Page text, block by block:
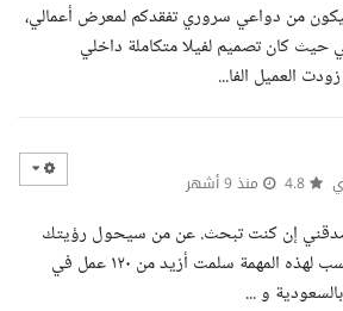
من دواعي سروري تفقدكم لمعرض أعمالي،
كان تصميم لفيلا متكاملة داخلي
العميل الفا...
منذ 9 أشهر
إن كنت تبحث. عن من سيحول رؤيتك
إلى واقع و أحسن فأنا الأنسب لهذه المهمة سلمت أزيد من ١٢٠ عمل في
و ...